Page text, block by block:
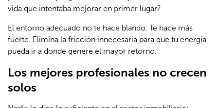
vida que intentaba mejorar en primer lugar?
El entorno adecuado no te hace blando. Te hace más
fuerte. Elimina la fricción innecesaria para que tu energía
pueda ir a donde genere el mayor retorno.
Los mejores profesionales no crecen
solos